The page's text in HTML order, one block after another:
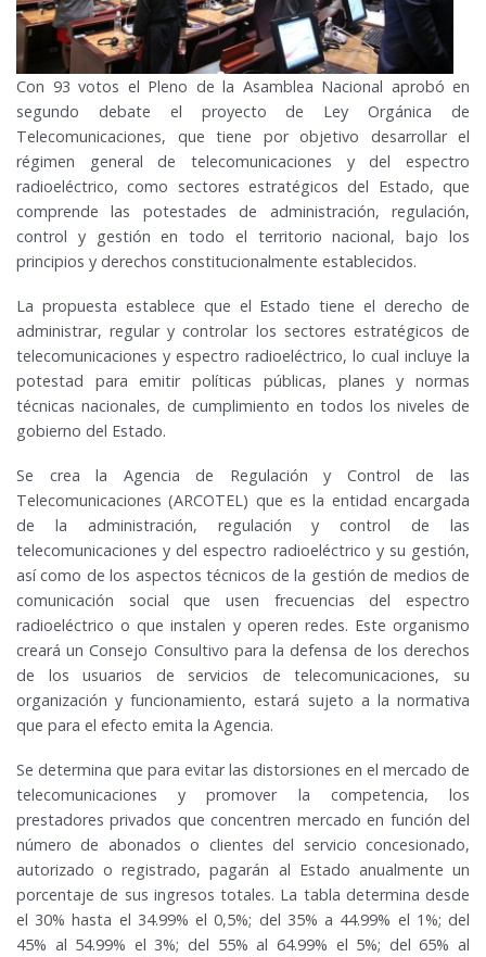
Con 93 votos el Pleno de la Asamblea Nacional aprobó en
segundo debate el proyecto de Ley Orgánica de
Telecomunicaciones, que tiene por objetivo desarrollar el
régimen general de telecomunicaciones y del espectro
radioeléctrico, como sectores estratégicos del Estado, que
comprende las potestades de administración, regulación,
control y gestión en todo el territorio nacional, bajo los
principios y derechos constitucionalmente establecidos.
La propuesta establece que el Estado tiene el derecho de
administrar, regular y controlar los sectores estratégicos de
telecomunicaciones y espectro radioeléctrico, lo cual incluye la
potestad para emitir políticas públicas, planes y normas
técnicas nacionales, de cumplimiento en todos los niveles de
gobierno del Estado.
Se crea la Agencia de Regulación y Control de las
Telecomunicaciones (ARCOTEL) que es la entidad encargada
de la administración, regulación y control de las
telecomunicaciones y del espectro radioeléctrico y su gestión,
así como de los aspectos técnicos de la gestión de medios de
comunicación social que usen frecuencias del espectro
radioeléctrico o que instalen y operen redes. Este organismo
creará un Consejo Consultivo para la defensa de los derechos
de los usuarios de servicios de telecomunicaciones, su
organización y funcionamiento, estará sujeto a la normativa
que para el efecto emita la Agencia.
Se determina que para evitar las distorsiones en el mercado de
telecomunicaciones y promover la competencia, los
prestadores privados que concentren mercado en función del
número de abonados o clientes del servicio concesionado,
autorizado o registrado, pagarán al Estado anualmente un
porcentaje de sus ingresos totales. La tabla determina desde
el 30% hasta el 34.99% el 0,5%; del 35% a 44.99% el 1%; del
45% al 54.99% el 3%; del 55% al 64.99% el 5%; del 65% al